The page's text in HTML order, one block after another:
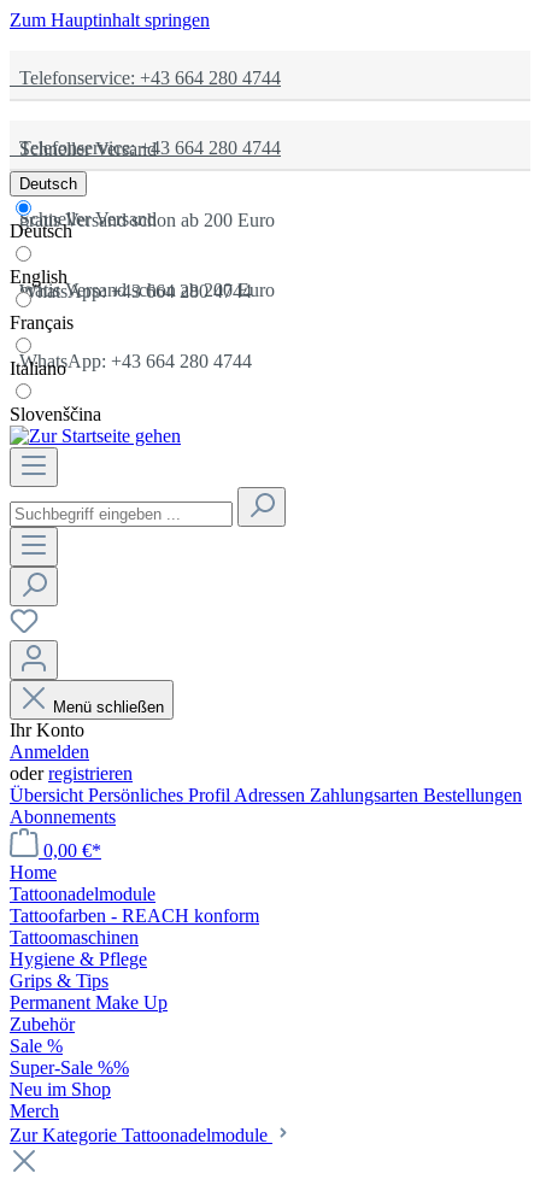
Zum Hauptinhalt springen
Telefonservice: +43 664 280 4744
Schneller Versand
gratis Versand schon ab 200 Euro
WhatsApp: +43 664 280 4744
Telefonservice: +43 664 280 4744
Schneller Versand
gratis Versand schon ab 200 Euro
WhatsApp: +43 664 280 4744
Deutsch
Deutsch
English
Français
Italiano
Slovenščina
Menü schließen
Ihr Konto
Anmelden
oderregistrieren
Übersicht Persönliches Profil Adressen Zahlungsarten Bestellungen
Abonnements
0,00 €*
Home
Tattoonadelmodule
Tattoofarben - REACH konform
Tattoomaschinen
Hygiene & Pflege
Grips & Tips
Permanent Make Up
Zubehör
Sale %
Super-Sale %%
Neu im Shop
Merch
Zur Kategorie Tattoonadelmodule